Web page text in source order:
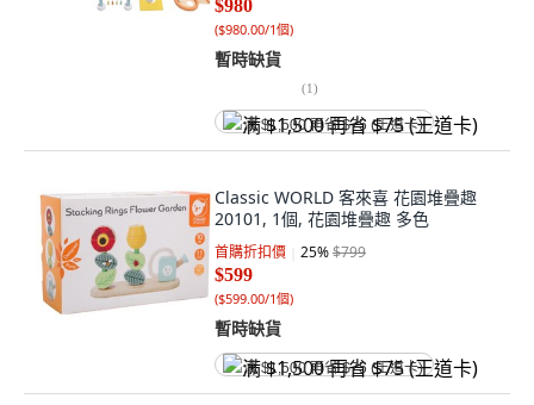
$980
($980.00/1個)
暫時缺貨
(1)
满 $1,500 再省 $75 (王道卡)
Classic WORLD 客來喜 花園堆疊趣
20101, 1個, 花園堆疊趣 多色
首購折扣價 25%$799
$599
($599.00/1個)
暫時缺貨
满 $1,500 再省 $75 (王道卡)